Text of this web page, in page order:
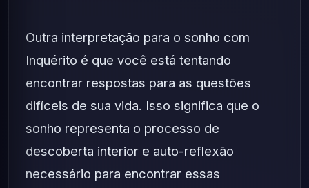
Outra interpretação para o sonho com
Inquérito é que você está tentando
encontrar respostas para as questões
difíceis de sua vida. Isso significa que o
sonho representa o processo de
descoberta interior e auto-reflexão
necessário para encontrar essas